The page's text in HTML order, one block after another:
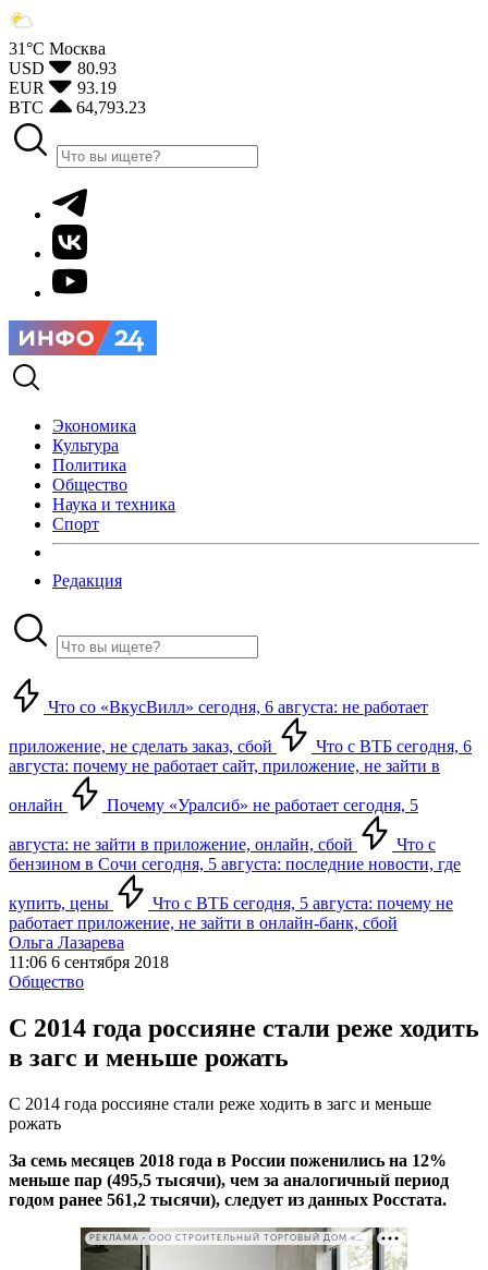
31°С Москва
USD
80.93
EUR
93.19
BTC
64,793.23
Экономика
Культура
Политика
Общество
Наука и техника
Спорт
Редакция
Что со «ВкусВилл» сегодня, 6 августа: не работает
приложение, не сделать заказ, сбой
Что с ВТБ сегодня, 6
августа: почему не работает сайт, приложение, не зайти в
онлайн Почему «Уралсиб» не работает сегодня, 5
августа: не зайти в приложение, онлайн, сбой
Что с
бензином в Сочи сегодня, 5 августа: последние новости, где
купить, цены
Что с ВТБ сегодня, 5 августа: почему не
работает приложение, не зайти в онлайн-банк, сбой
Ольга Лазарева
11:06 6 сентября 2018
Общество
С 2014 года россияне стали реже ходить
в загс и меньше рожать
С 2014 года россияне стали реже ходить в загс и меньше
рожать
За семь месяцев 2018 года в России поженились на 12%
меньше пар (495,5 тысячи), чем за аналогичный период
годом ранее 561,2 тысячи), следует из данных Росстата.
РЕКЛАМА • ООО СТРОИТЕЛЬНЫЙ ТОРГОВЫЙ ДОМ «ПЕТРОВИЧ». ИНН: 7802348846